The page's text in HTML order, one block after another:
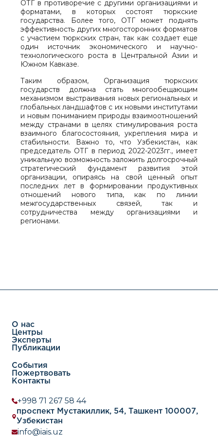
ОТГ в противоречие с другими организациями и
форматами, в которых состоят тюркские
государства. Более того, ОТГ может поднять
эффективность других многосторонних форматов
с участием тюркских стран, так как создает еще
один источник экономического и научно-
технологического роста в Центральной Азии и
Южном Кавказе.
Таким образом, Организация тюркских
государств должна стать многообещающим
механизмом выстраивания новых региональных и
глобальных ландшафтов с их новыми институтами
и новым пониманием природы взаимоотношений
между странами в целях стимулирования роста
взаимного благосостояния, укрепления мира и
стабильности. Важно то, что Узбекистан, как
председатель ОТГ в период 2022-2023гг., имеет
уникальную возможность заложить долгосрочный
стратегический фундамент развития этой
организации, опираясь на свой ценный опыт
последних лет в формировании продуктивных
отношений нового типа, как по линии
межгосударственных связей, так и
сотрудничества между организациями и
регионами.
О нас
Центры
Эксперты
Публикации
События
Пожертвовать
Контакты
+998 71 267 58 44
проспект Мустакиллик, 54, Ташкент 100007,
Узбекистан
info@iais.uz